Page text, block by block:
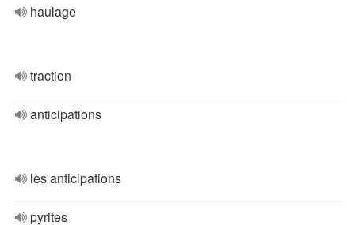
haulage
traction
anticipations
les anticipations
pyrites